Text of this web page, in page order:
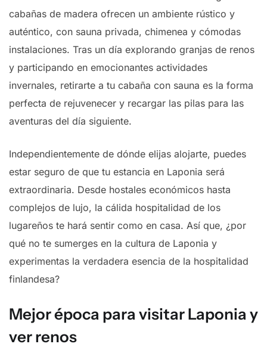
cabañas de madera ofrecen un ambiente rústico y
auténtico, con sauna privada, chimenea y cómodas
instalaciones. Tras un día explorando granjas de renos
y participando en emocionantes actividades
invernales, retirarte a tu cabaña con sauna es la forma
perfecta de rejuvenecer y recargar las pilas para las
aventuras del día siguiente.
Independientemente de dónde elijas alojarte, puedes
estar seguro de que tu estancia en Laponia será
extraordinaria. Desde hostales económicos hasta
complejos de lujo, la cálida hospitalidad de los
lugareños te hará sentir como en casa. Así que, ¿por
qué no te sumerges en la cultura de Laponia y
experimentas la verdadera esencia de la hospitalidad
finlandesa?
Mejor época para visitar Laponia y
ver renos